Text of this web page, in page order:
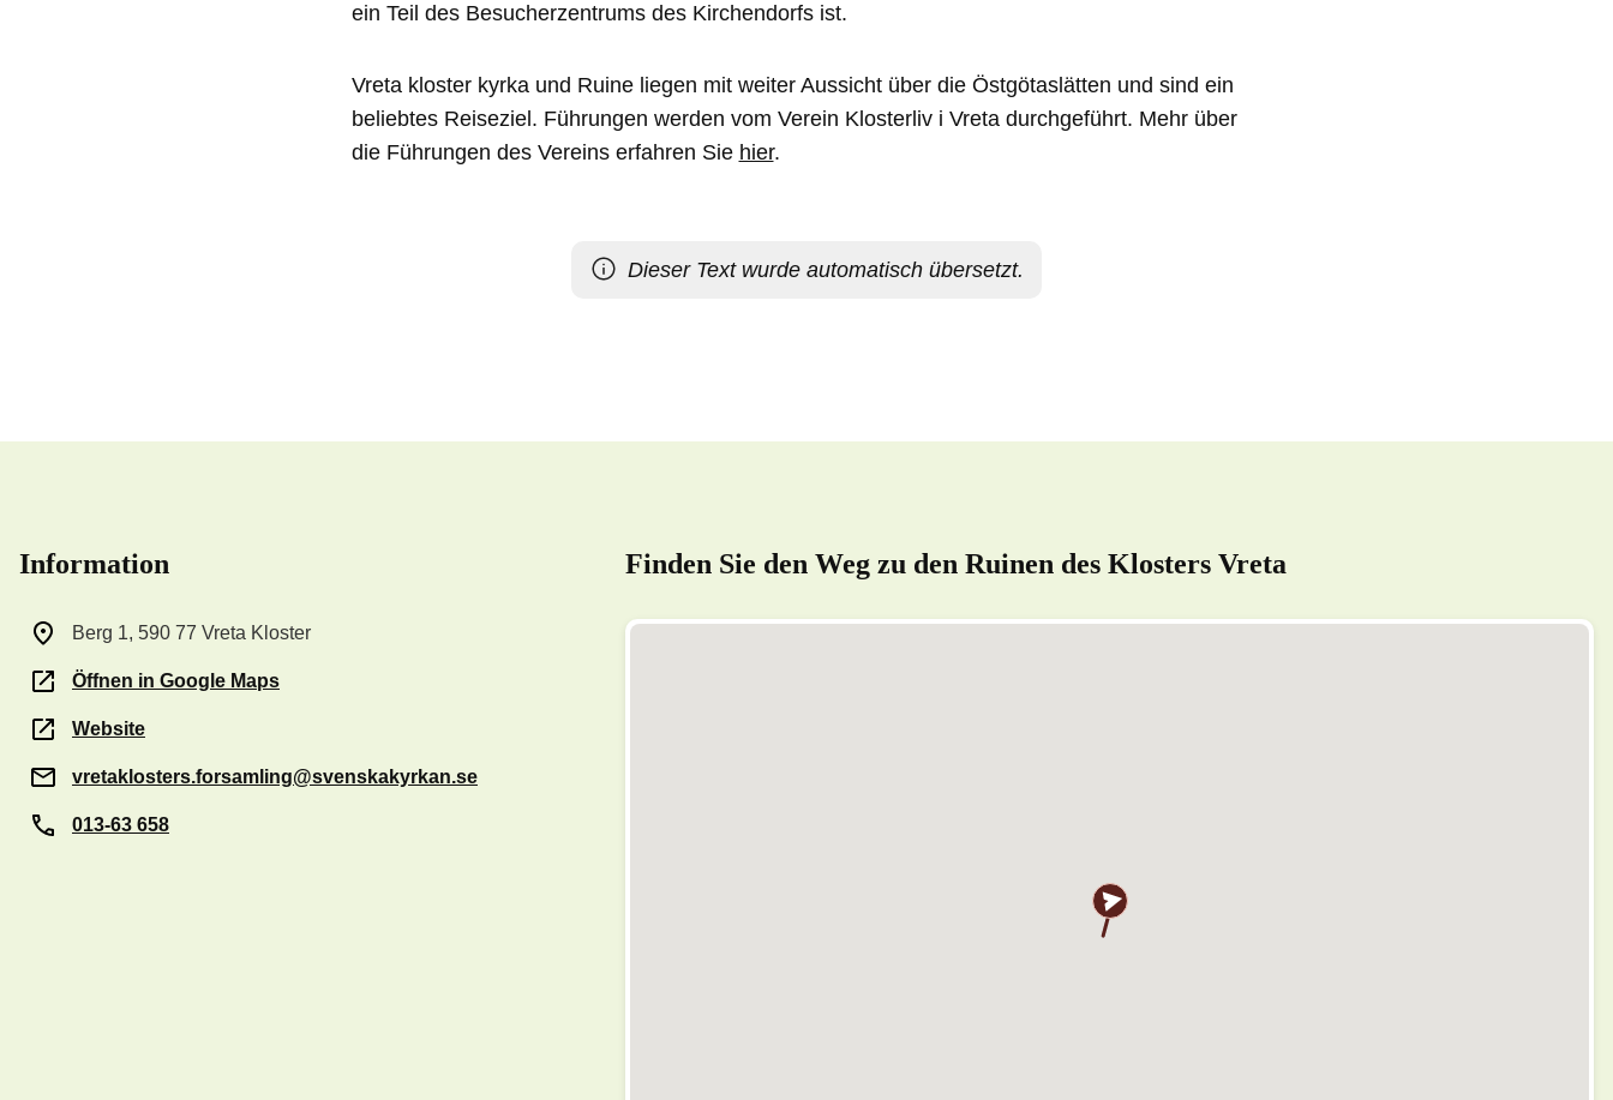
ein Teil des Besucherzentrums des Kirchendorfs ist.
Vreta kloster kyrka und Ruine liegen mit weiter Aussicht über die Östgötaslätten und sind ein
beliebtes Reiseziel. Führungen werden vom Verein Klosterliv i Vreta durchgeführt. Mehr über
die Führungen des Vereins erfahren Sie hier.
Dieser Text wurde automatisch übersetzt.
Information
Berg 1, 590 77 Vreta Kloster
Öffnen in Google Maps
Website
vretaklosters.forsamling@svenskakyrkan.se
013-63 658
Finden Sie den Weg zu den Ruinen des Klosters Vreta